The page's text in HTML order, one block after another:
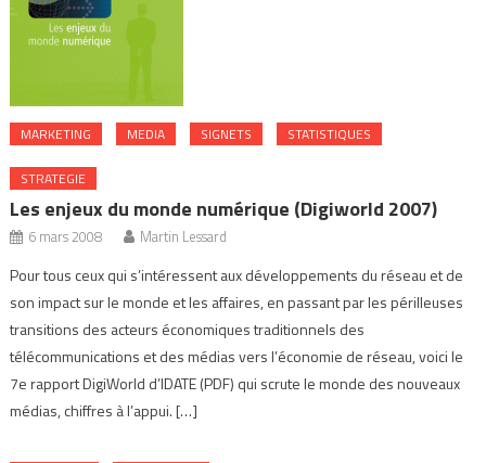
MARKETING MEDIA SIGNETS STATISTIQUES
STRATEGIE
Les enjeux du monde numérique (Digiworld 2007)
6 mars 2008 Martin Lessard
Pour tous ceux qui s’intéressent aux développements du réseau et de
son impact sur le monde et les affaires, en passant par les périlleuses
transitions des acteurs économiques traditionnels des
télécommunications et des médias vers l’économie de réseau, voici le
7e rapport DigiWorld d’IDATE (PDF) qui scrute le monde des nouveaux
médias, chiffres à l’appui. […]